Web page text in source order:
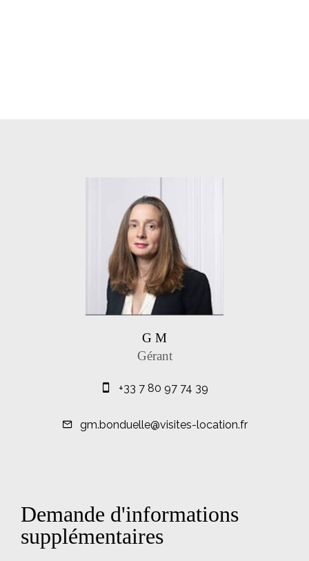
G M
Gérant
+33 7 80 97 74 39
gm.bonduelle@visites-location.fr
Demande d'informations
supplémentaires